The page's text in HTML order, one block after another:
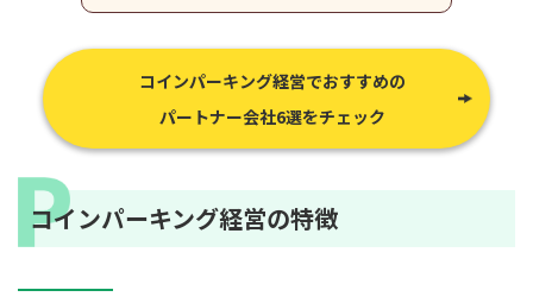
コインパーキング経営でおすすめの
パートナー会社6選をチェック
コインパーキング経営の特徴